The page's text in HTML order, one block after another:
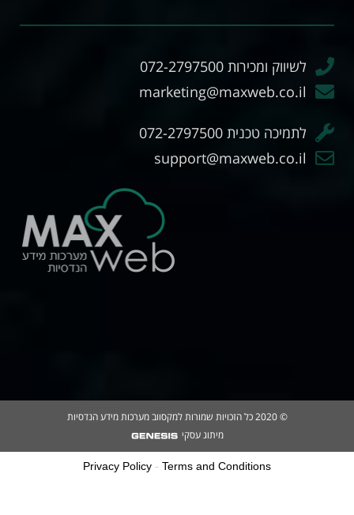
לשיווק ומכירות 072-2797500
marketing@maxweb.co.il
לתמיכה טכנית 072-2797500
support@maxweb.co.il
מיתוג עסקי
Privacy Policy-Terms and Conditions